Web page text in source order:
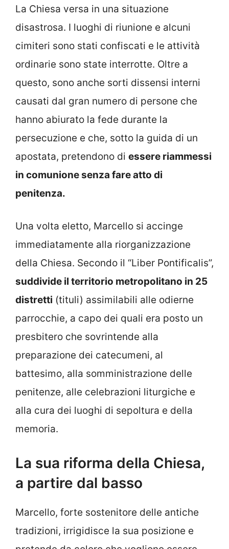
La Chiesa versa in una situazione
disastrosa. I luoghi di riunione e alcuni
cimiteri sono stati confiscati e le attività
ordinarie sono state interrotte. Oltre a
questo, sono anche sorti dissensi interni
causati dal gran numero di persone che
hanno abiurato la fede durante la
persecuzione e che, sotto la guida di un
apostata, pretendono di essere riammessi
in comunione senza fare atto di
penitenza.
Una volta eletto, Marcello si accinge
immediatamente alla riorganizzazione
della Chiesa. Secondo il “Liber Pontificalis”,
suddivide il territorio metropolitano in 25
distretti (tituli) assimilabili alle odierne
parrocchie, a capo dei quali era posto un
presbitero che sovrintende alla
preparazione dei catecumeni, al
battesimo, alla somministrazione delle
penitenze, alle celebrazioni liturgiche e
alla cura dei luoghi di sepoltura e della
memoria.
La sua riforma della Chiesa,
a partire dal basso
Marcello, forte sostenitore delle antiche
tradizioni, irrigidisce la sua posizione e